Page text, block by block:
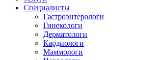
Специалисты
Гастроэнтерологи
Гинекологи
Дерматологи
Кардиологи
Маммологи